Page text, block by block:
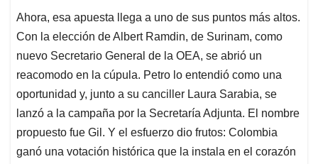
Ahora, esa apuesta llega a uno de sus puntos más altos.
Con la elección de Albert Ramdin, de Surinam, como
nuevo Secretario General de la OEA, se abrió un
reacomodo en la cúpula. Petro lo entendió como una
oportunidad y, junto a su canciller Laura Sarabia, se
lanzó a la campaña por la Secretaría Adjunta. El nombre
propuesto fue Gil. Y el esfuerzo dio frutos: Colombia
ganó una votación histórica que la instala en el corazón